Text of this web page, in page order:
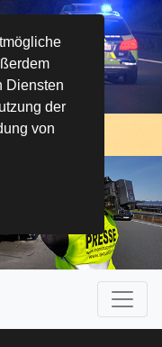
Diensten
der
von